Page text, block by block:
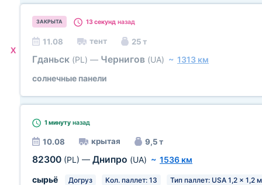
X
ЗАКРЫТА 13 секунд назад
11.08 тент 25 т
Гданьск (PL) — Чернигов (UA) ~ 1313 км
солнечные панели
1 минуту назад
10.08 крытая 9,5 т
82300 (PL) — Днипро (UA) ~ 1536 км
сырьё
Догруз Кол. паллет: 13 Тип паллет: USA 1,2 x 1,2 м